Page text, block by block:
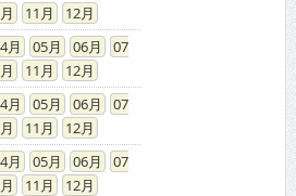
11
12
05 06
07
11
12
05 06
07
11
12
05 06
07
11
12